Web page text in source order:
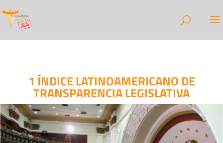
1 ÍNDICE LATINOAMERICANO DE
TRANSPARENCIA LEGISLATIVA